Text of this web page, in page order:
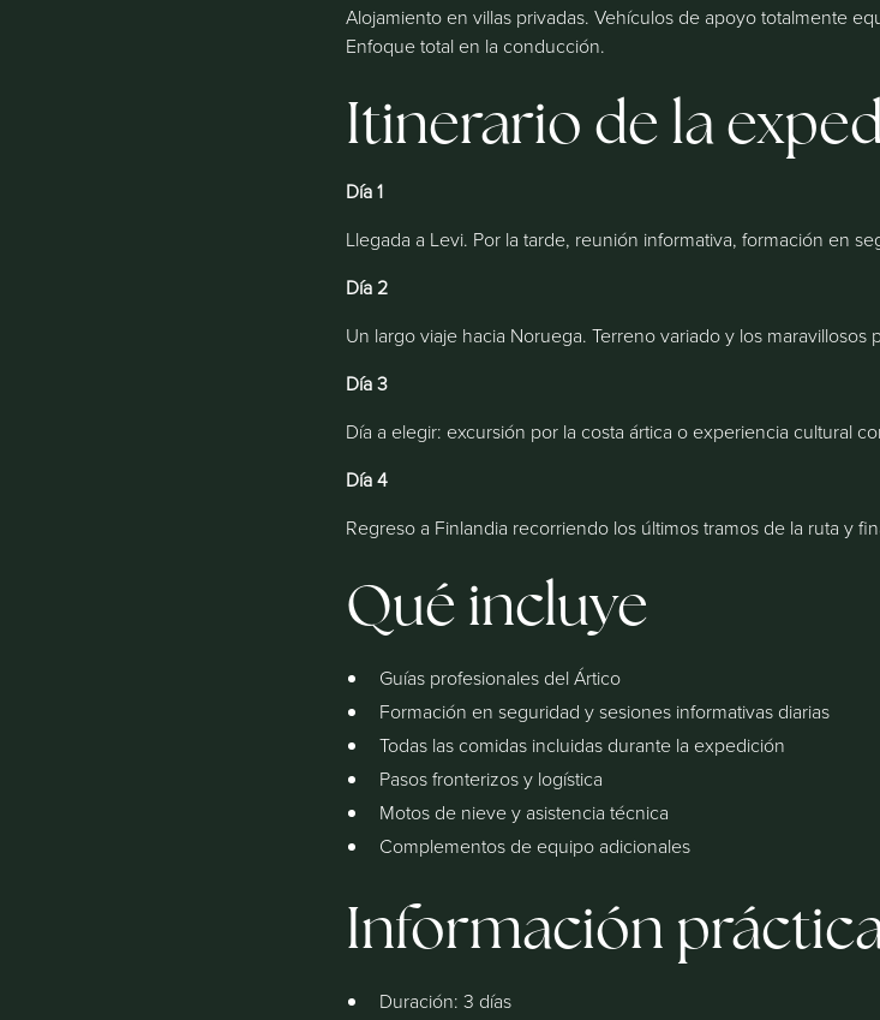
Alojamiento en villas privadas. Vehículos de apoyo totalmente
Enfoque total en la conducción.
Itinerario de la
Día 1
Llegada a Levi. Por la tarde, reunión informativa, formación en
Día 2
Un largo viaje hacia Noruega. Terreno variado y los maravillosos
Día 3
Día a elegir: excursión por la costa ártica o experiencia cultural
Día 4
Regreso a Finlandia recorriendo los últimos tramos de la ruta y
Qué incluye
Guías profesionales del Ártico
Formación en seguridad y sesiones informativas diarias
Todas las comidas incluidas durante la expedición
Pasos fronterizos y logística
Motos de nieve y asistencia técnica
Complementos de equipo adicionales
Información
Duración: 3 días